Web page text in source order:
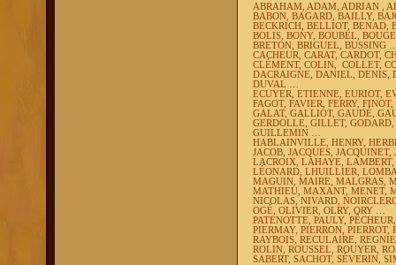
ABRAHAM, ADAM, ADRIAN ,
BABON, BAGARD, BAILLY,
BECKRICH, BELLIOT, BENAD,
BOLIS, BONY, BOUBEL,
BRETON, BRIGUEL, BUSSING
CACHEUR, CARAT, CARDOT,
CLÉMENT, COLIN,
COLLET,
DACRAIGNE, DANIEL, DENIS,
DUVAL …
ECUYER, ETIENNE, EURIOT,
FAGOT, FAVIER, FERRY,
GALAT, GALLIOT, GAUDÉ,
GERDOLLE, GILLET,
GUILLEMIN …
HABLAINVILLE, HENRY,
JACOB, JACQUES,
LACROIX, LAHAYE,
LÉONARD, LHUILLIER,
MAGUIN, MAIRE, MALGRAS,
MATHIEU, MAXANT, MENET,
NICOLAS, NIVARD,
OGÉ, OLIVIER, OLRY, ORY …
PATENOTTE, PAULY,
PIERMAY, PIERRON,
RAYBOIS, RECULAIRE,
ROLIN, ROUSSEL, ROUYER,
SABERT, SACHOT, SÉVERIN,